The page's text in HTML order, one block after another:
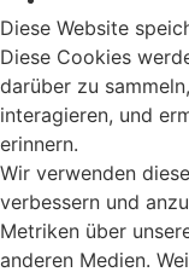
Diese Website
Diese Cookies
darüber zu
interagieren, und
erinnern.
Wir verwenden
verbessern und
Metriken über
anderen Medien.